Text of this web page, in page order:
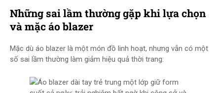
Những sai lầm thường gặp khi lựa chọn
và mặc áo blazer
Mặc dù áo blazer là một món đồ linh hoạt, nhưng vẫn có một
số sai lầm thường làm giảm hiệu quả thời trang: